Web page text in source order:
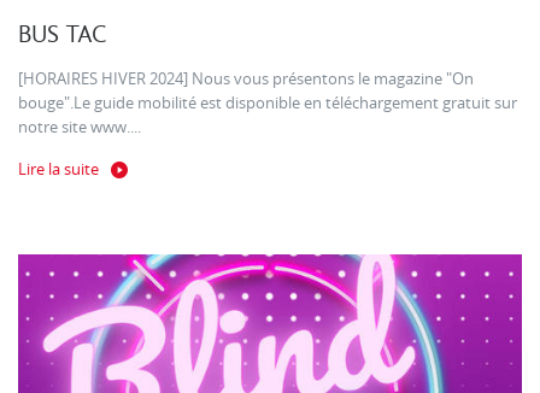
BUS TAC
[HORAIRES HIVER 2024] Nous vous présentons le magazine "On
bouge".Le guide mobilité est disponible en téléchargement gratuit sur
notre site www....
Lire la suite